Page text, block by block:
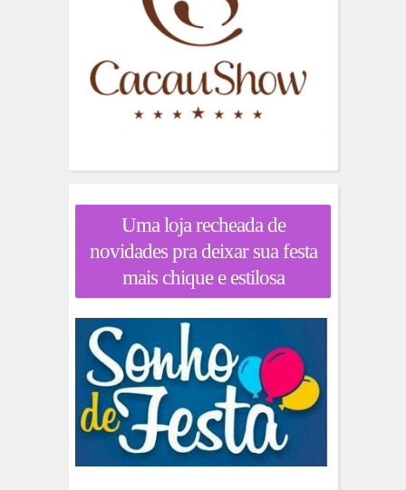
Uma loja recheada de
novidades pra deixar sua festa
mais chique e estilosa